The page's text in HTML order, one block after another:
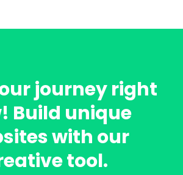
journey right
Build unique
with our
tool.